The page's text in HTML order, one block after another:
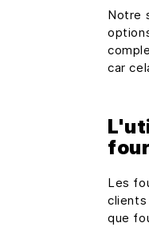
Notre
car
Les
clients
que